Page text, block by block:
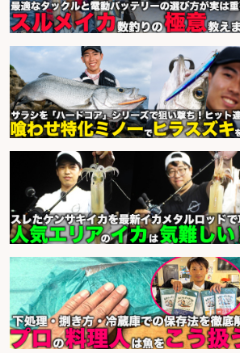
お魚のカットや商品の陳列業務/時
間選べる×未経験歓迎×残業少なめ/
鹿児島県/志布志市
会社名 株式会社ホットスタッフ鹿児島
sponsored by 求人ボックス
さらに求人情報を見る